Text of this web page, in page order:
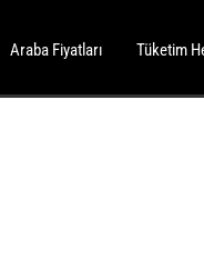
Araba Fiyatları Tüketim